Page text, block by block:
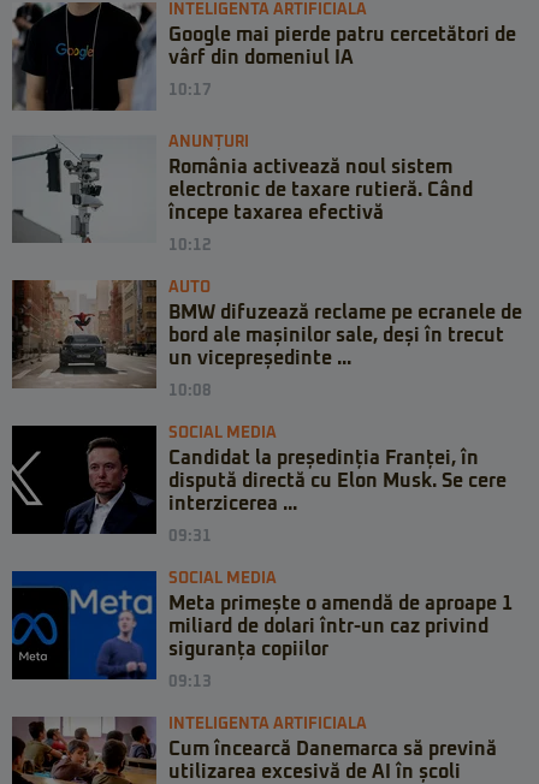
INTELIGENTA ARTIFICIALA
Google mai pierde patru cercetători de
vârf din domeniul IA
10:17
ANUNȚURI
România activează noul sistem
electronic de taxare rutieră. Când
începe taxarea efectivă
10:12
AUTO
BMW difuzează reclame pe ecranele de
bord ale mașinilor sale, deși în trecut
un vicepreședinte ...
10:08
SOCIAL MEDIA
Candidat la președinția Franței, în
dispută directă cu Elon Musk. Se cere
interzicerea ...
09:31
SOCIAL MEDIA
Meta primește o amendă de aproape 1
miliard de dolari într-un caz privind
siguranța copiilor
09:13
INTELIGENTA ARTIFICIALA
Cum încearcă Danemarca să prevină
utilizarea excesivă de AI în școli